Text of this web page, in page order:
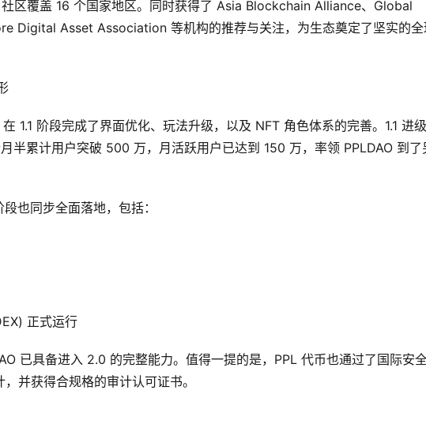
区覆盖 16 个国家地区。同时获得了 Asia Blockchain Alliance、Global
Digital Asset Association 等机构的推荐与关注，为生态奠定了坚实的全
1.1 阶段完成了界面优化、玩法升级，以及 NFT 角色体系的完善。1.1 进
半累计用户突破 500 万，月活跃用户已达到 150 万，率领 PPLDAO 到了
也同步全面落地，包括：
正式运行
已具备进入 2.0 的完整能力。值得一提的是，PPL 代币也通过了国际安
并获得合规格的审计认可证书。